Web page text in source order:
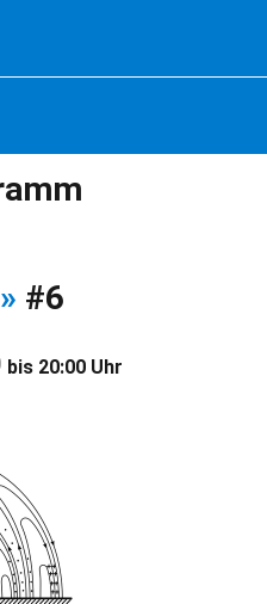
» #6
bis 20:00 Uhr